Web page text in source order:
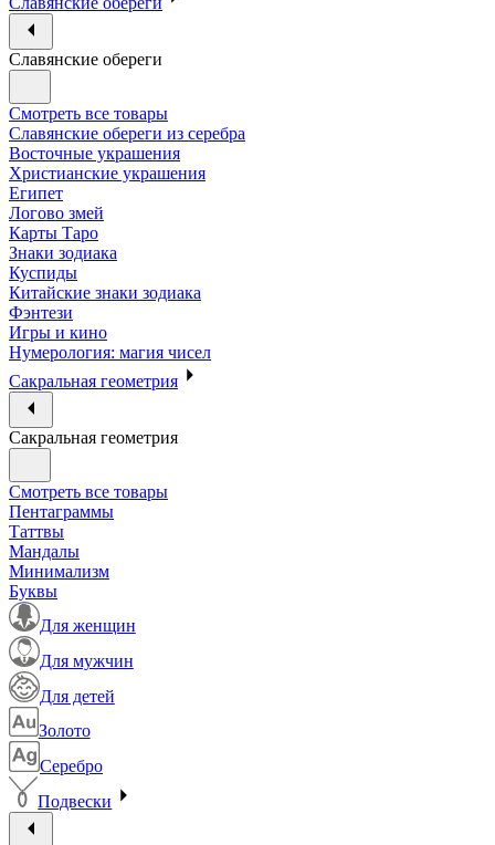
Славянские обереги
Смотреть все товары
Славянские обереги из серебра
Восточные украшения
Христианские украшения
Египет
Логово змей
Карты Таро
Знаки зодиака
Куспиды
Китайские знаки зодиака
Фэнтези
Игры и кино
Нумерология: магия чисел
Сакральная геометрия
Сакральная геометрия
Смотреть все товары
Пентаграммы
Таттвы
Мандалы
Минимализм
Буквы
Для женщин
Для мужчин
Для детей
Золото
Серебро
Подвески